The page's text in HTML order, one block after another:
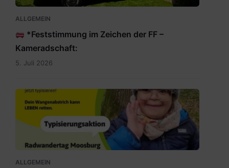
ALLGEMEIN
*Feststimmung im Zeichen der FF –
Kameradschaft:
5. Juli 2026
Rette
auch
du
ALLGEMEIN